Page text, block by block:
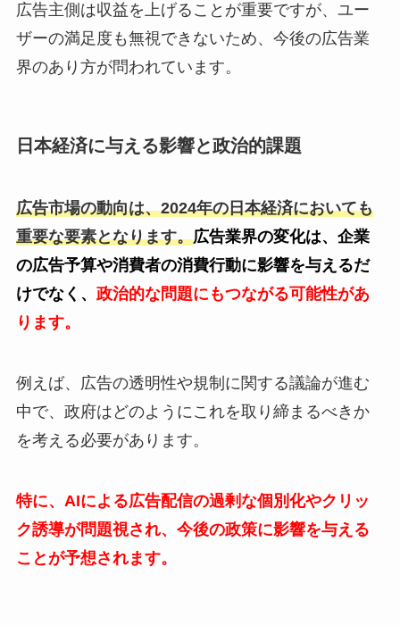
広告主側は収益を上げることが重要ですが、ユー
ザーの満足度も無視できないため、今後の広告業
界のあり方が問われています。
日本経済に与える影響と政治的課題
広告市場の動向は、2024年の日本経済においても
重要な要素となります。広告業界の変化は、企業
の広告予算や消費者の消費行動に影響を与えるだ
けでなく、 政治的な問題にもつながる可能性があ
ります。
例えば、広告の透明性や規制に関する議論が進む
中で、政府はどのようにこれを取り締まるべきか
を考える必要があります。
特に、AIによる広告配信の過剰な個別化やクリッ
ク誘導が問題視され、今後の政策に影響を与える
ことが予想されます。